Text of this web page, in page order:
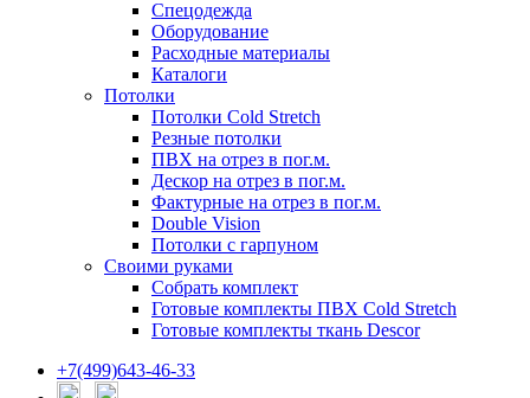
Спецодежда
Оборудование
Расходные материалы
Каталоги
Потолки
Потолки Cold Stretch
Резные потолки
ПВХ на отрез в пог.м.
Дескор на отрез в пог.м.
Фактурные на отрез в пог.м.
Double Vision
Потолки с гарпуном
Своими руками
Собрать комплект
Готовые комплекты ПВХ Cold Stretch
Готовые комплекты ткань Descor
+7(499)643-46-33